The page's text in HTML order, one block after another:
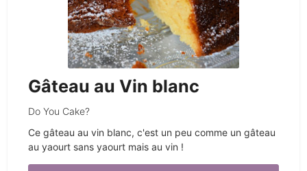
Gâteau au Vin blanc
Do You Cake?
Ce gâteau au vin blanc, c'est un peu comme un gâteau
au yaourt sans yaourt mais au vin !